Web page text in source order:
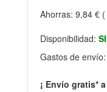
Ahorras: 9,84 €
Disponibilidad:
Gastos de envío:
¡ Envío gratis*